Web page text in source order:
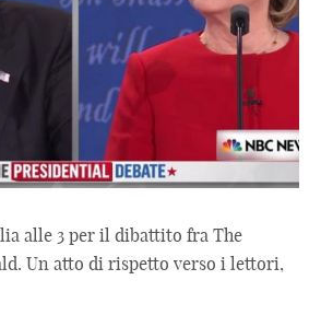
alle 3 per il dibattito fra The
Un atto di rispetto verso i lettori,